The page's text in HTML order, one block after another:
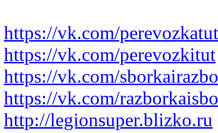
https://vk.com/perevozkatut
https://vk.com/perevozkitut
https://vk.com/
https://vk.com/
http://legionsuper.blizko.ru